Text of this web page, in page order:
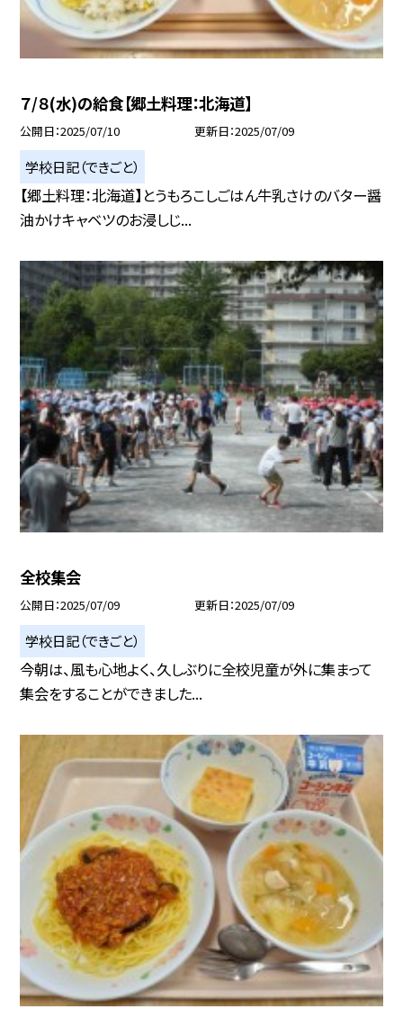
７/８(水)の給食【郷土料理：北海道】
公開日 2025/07/10 更新日 2025/07/09
学校日記（できごと）
【郷土料理：北海道】とうもろこしごはん牛乳さけのバター醤
油かけキャベツのお浸しじ...
全校集会
公開日 2025/07/09 更新日 2025/07/09
学校日記（できごと）
今朝は、風も心地よく、久しぶりに全校児童が外に集まって
集会をすることができました...